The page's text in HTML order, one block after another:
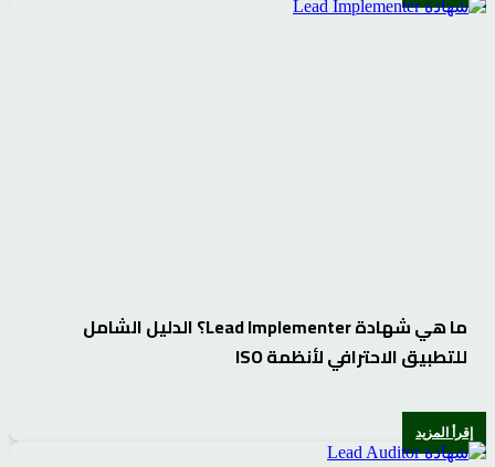
ما هي شهادة Lead Implementer؟ الدليل الشامل
للتطبيق الاحترافي لأنظمة ISO
إقرأ المزيد